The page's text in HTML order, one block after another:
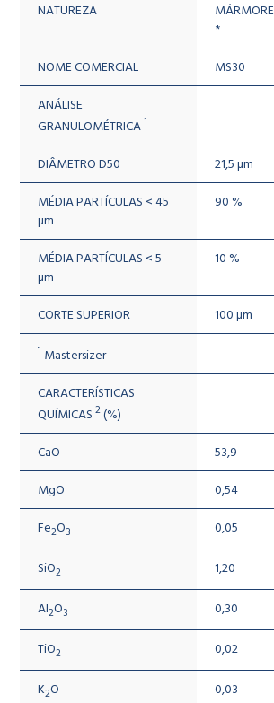
NATUREZA
MÁRMORE
*
NOME COMERCIAL
MS30
ANÁLISE
GRANULOMÉTRICA1
DIÂMETRO D50 21,5 µm
MÉDIA PARTÍCULAS < 45
µm
90 %
MÉDIA PARTÍCULAS < 5
µm
10 %
CORTE SUPERIOR 100 µm
1 Mastersizer
CARACTERÍSTICAS
QUÍMICAS2(%)
CaO
53,9
MgO
0,54
Fe2O3 0,05
SiO2 1,20
AI2O3 0,30
TiO2 0,02
K2O 0,03